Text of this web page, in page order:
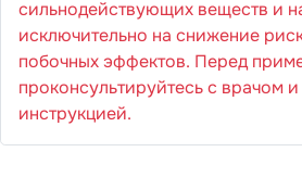
сильнодействующих веществ и
исключительно на снижение
побочных эффектов. Перед
проконсультируйтесь с врачом
инструкцией.